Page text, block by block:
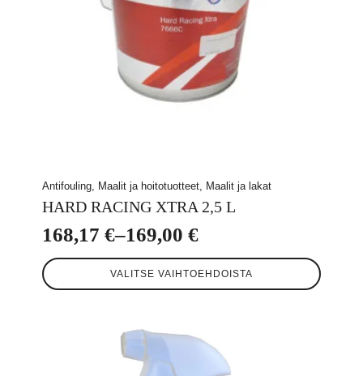
Antifouling, Maalit ja hoitotuotteet, Maalit ja lakat
HARD RACING XTRA 2,5 L
168,17 €–169,00 €
Hintaluokka:
168,17 €VALITSE VAIHTOEHDOISTA
Tällä
tuotteella